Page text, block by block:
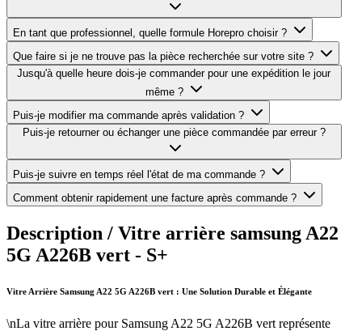
En tant que professionnel, quelle formule Horepro choisir ?
Que faire si je ne trouve pas la pièce recherchée sur votre site ?
Jusqu'à quelle heure dois-je commander pour une expédition le jour
même ?
Puis-je modifier ma commande après validation ?
Puis-je retourner ou échanger une pièce commandée par erreur ?
Puis-je suivre en temps réel l'état de ma commande ?
Comment obtenir rapidement une facture après commande ?
Description / Vitre arrière samsung A22
5G A226B vert - S+
Vitre Arrière Samsung A22 5G A226B vert : Une Solution Durable et Élégante
\nLa vitre arrière pour Samsung A22 5G A226B vert représente